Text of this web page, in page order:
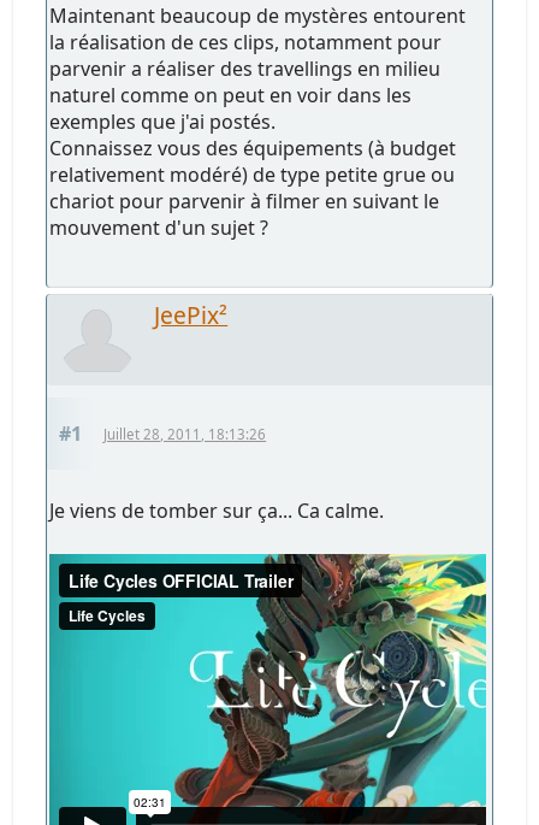
Maintenant beaucoup de mystères entourent
la réalisation de ces clips, notamment pour
parvenir a réaliser des travellings en milieu
naturel comme on peut en voir dans les
exemples que j'ai postés.
Connaissez vous des équipements (à budget
relativement modéré) de type petite grue ou
chariot pour parvenir à filmer en suivant le
mouvement d'un sujet ?
JeePix²
#1 Juillet 28, 2011, 18:13:26
Je viens de tomber sur ça... Ca calme.